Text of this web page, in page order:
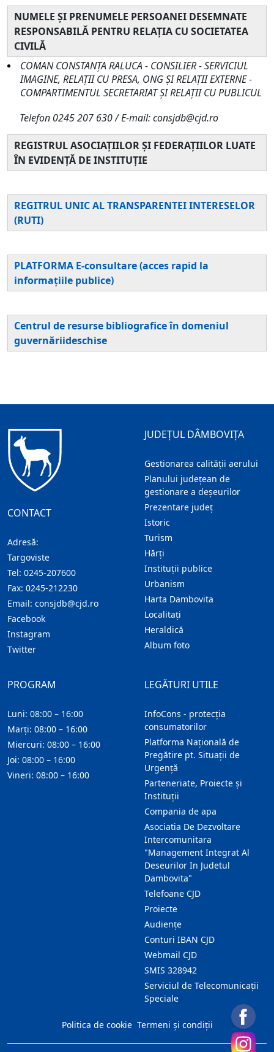
NUMELE ȘI PRENUMELE PERSOANEI DESEMNATE
RESPONSABILĂ PENTRU RELAȚIA CU SOCIETATEA
CIVILĂ
COMAN CONSTANȚA RALUCA - CONSILIER - SERVICIUL
IMAGINE, RELAȚII CU PRESA, ONG ȘI RELAȚII EXTERNE -
COMPARTIMENTUL SECRETARIAT ȘI RELAȚII CU PUBLICUL
Telefon 0245 207 630 / E-mail: consjdb@cjd.ro
REGISTRUL ASOCIAȚIILOR ȘI FEDERAȚIILOR LUATE
ÎN EVIDENȚĂ DE INSTITUȚIE
REGITRUL UNIC AL TRANSPARENTEI INTERESELOR
(RUTI)
PLATFORMA E-consultare (acces rapid la
informațiile publice)
Centrul de resurse bibliografice în domeniul
guvernăriideschise
CONTACT
Adresă:
Targoviste
Tel: 0245-207600
Fax: 0245-212230
Email: consjdb@cjd.ro
Facebook
Instagram
Twitter
JUDEȚUL DÂMBOVIȚA
Gestionarea calității aerului
Planului județean de
gestionare a deșeurilor
Prezentare judeţ
Istoric
Turism
Hărţi
Instituţii publice
Urbanism
Harta Dambovita
Localitaţi
Heraldică
Album foto
LEGĂTURI UTILE
InfoCons - protecția
consumatorilor
Platforma Națională de
Pregătire pt. Situații de
Urgență
Parteneriate, Proiecte și
Instituții
Compania de apa
Asociatia De Dezvoltare
Intercomunitara
"Management Integrat Al
Deseurilor In Judetul
Dambovita"
Telefoane CJD
Proiecte
Audienţe
Conturi IBAN CJD
Webmail CJD
SMIS 328942
Serviciul de Telecomunicații
Speciale
PROGRAM
Luni: 08:00 – 16:00
Marți: 08:00 – 16:00
Miercuri: 08:00 – 16:00
Joi: 08:00 – 16:00
Vineri: 08:00 – 16:00
Politica de cookie Termeni și condiții